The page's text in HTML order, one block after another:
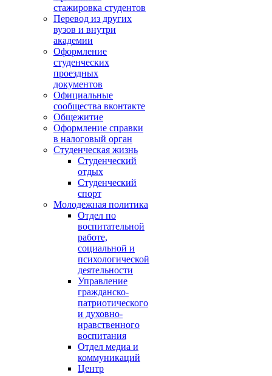
стажировка студентов
Перевод из других
вузов и внутри
академии
Оформление
студенческих
проездных
документов
Официальные
сообщества вконтакте
Общежитие
Оформление справки
в налоговый орган
Студенческая жизнь
Студенческий
отдых
Студенческий
спорт
Молодежная политика
Отдел по
воспитательной
работе,
социальной и
психологической
деятельности
Управление
гражданско-
патриотического
и духовно-
нравственного
воспитания
Отдел медиа и
коммуникаций
Центр